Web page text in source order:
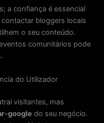
a confiança é essencial
bloggers locais
o seu conteúdo.
comunitários pode
do Utilizador
visitantes, mas
google do seu negócio.